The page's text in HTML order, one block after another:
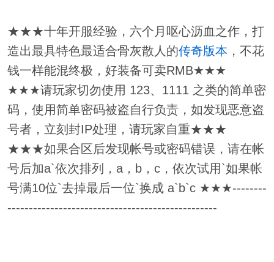
★★★十年开服经验，六个月呕心沥血之作，打
造出最具特色最适合骨灰散人的传奇版本 ，不花
钱一样能混终极，好装备可卖RMB★★★
★★★请玩家切勿使用 123、1111 之类的简单密
码，使用简单密码被盗自行负责，如发现恶意盗
号者，立刻封IP处理，请玩家自重★★★
★★★如果合区后发现帐号或密码错误，请在帐
号后加a`依次排列，a，b，c，依次试用`如果帐
号满10位`去掉最后一位`换成 a`b`c ★★★--------
-------------------------------------------------